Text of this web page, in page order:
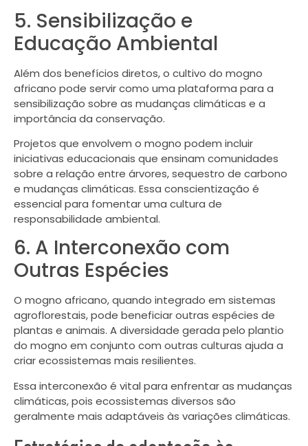
5. Sensibilização e
Educação Ambiental
Além dos benefícios diretos, o cultivo do mogno
africano pode servir como uma plataforma para a
sensibilização sobre as mudanças climáticas e a
importância da conservação.
Projetos que envolvem o mogno podem incluir
iniciativas educacionais que ensinam comunidades
sobre a relação entre árvores, sequestro de carbono
e mudanças climáticas. Essa conscientização é
essencial para fomentar uma cultura de
responsabilidade ambiental.
6. A Interconexão com
Outras Espécies
O mogno africano, quando integrado em sistemas
agroflorestais, pode beneficiar outras espécies de
plantas e animais. A diversidade gerada pelo plantio
do mogno em conjunto com outras culturas ajuda a
criar ecossistemas mais resilientes.
Essa interconexão é vital para enfrentar as mudanças
climáticas, pois ecossistemas diversos são
geralmente mais adaptáveis às variações climáticas.